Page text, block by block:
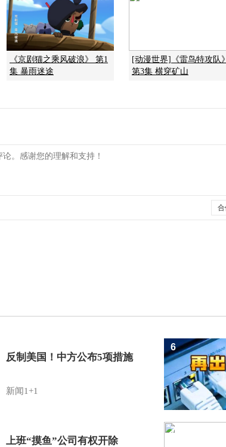
《京剧猫之乘风破浪》 第1
集 暴雨迷途
[动漫世界]《雷鸟特攻队》
第3集 横穿矿山
反制美国！中方公布5项措施
新闻1+1
上班“摸鱼”公司有权开除
6
7